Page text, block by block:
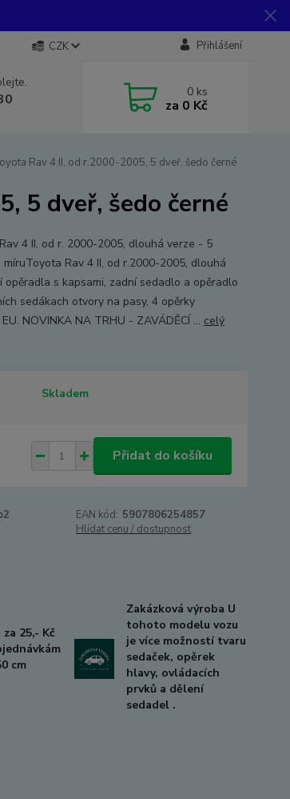
CZK Přihlášení
0 ks
za 0 Kč
Rav 4 II, od r.2000-2005, 5 dveř, šedo černé
5 dveř, šedo černé
4 II, od r. 2000-2005, dlouhá verze - 5
Rav 4 II, od r.2000-2005, dlouhá
opěradla s kapsami, zadní sedadlo a opěradlo
sedákach otvory na pasy, 4 opěrky
NOVINKA NA TRHU - ZAVÁDĚCÍ ... celý
Skladem
Přidat do košíku
EAN kód: 5907806254857
Hlídat cenu / dostupnost
25,- Kč
cm
Zakázková výroba U
tohoto modelu vozu
je více možností tvaru
sedaček, opěrek
hlavy, ovládacích
prvků a dělení
sedadel .